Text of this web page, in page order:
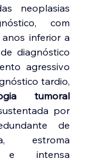
neoplasias
com
inferior a
diagnóstico
agressivo
tardio,
tumoral
por
de
estroma
e intensa